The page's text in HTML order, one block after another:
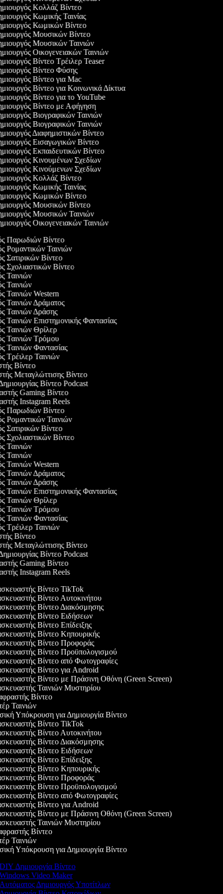
Κολλάζ Βίντεο
Κωμικής Ταινίας
Κωμικών Βίντεο
Μουσικών Βίντεο
Μουσικών Ταινιών
Οικογενειακών Ταινιών
Βίντεο Τρέιλερ Teaser
Βίντεο Φύσης
Βίντεο για Mac
Βίντεο για Κοινωνικά Δίκτυα
Βίντεο για το YouTube
Βίντεο με Αφήγηση
Βιογραφικών Ταινιών
Βιογραφικών Ταινιών
Διαφημιστικών Βίντεο
Εισαγωγικών Βίντεο
Εκπαιδευτικών Βίντεο
Κινουμένων Σχεδίων
Κινούμενων Σχεδίων
Κολλάζ Βίντεο
Κωμικής Ταινίας
Κωμικών Βίντεο
Μουσικών Βίντεο
Μουσικών Ταινιών
Οικογενειακών Ταινιών
Παρωδιών Βίντεο
Ρομαντικών Ταινιών
Σατιρικών Βίντεο
Σχολιαστικών Βίντεο
Ταινιών
Ταινιών
Ταινιών Western
Ταινιών Δράματος
Ταινιών Δράσης
Ταινιών Επιστημονικής Φαντασίας
Ταινιών Θρίλερ
Ταινιών Τρόμου
Ταινιών Φαντασίας
Τρέιλερ Ταινιών
Βίντεο
Μεταγλώττισης Βίντεο
Βίντεο Podcast
Gaming Βίντεο
Instagram Reels
Παρωδιών Βίντεο
Ρομαντικών Ταινιών
Σατιρικών Βίντεο
Σχολιαστικών Βίντεο
Ταινιών
Ταινιών
Ταινιών Western
Ταινιών Δράματος
Ταινιών Δράσης
Ταινιών Επιστημονικής Φαντασίας
Ταινιών Θρίλερ
Ταινιών Τρόμου
Ταινιών Φαντασίας
Τρέιλερ Ταινιών
Βίντεο
Μεταγλώττισης Βίντεο
Βίντεο Podcast
Gaming Βίντεο
Instagram Reels
Βίντεο TikTok
Βίντεο Αυτοκινήτου
Βίντεο Διακόσμησης
Βίντεο Ειδήσεων
Βίντεο Επίδειξης
Βίντεο Κηπουρικής
Βίντεο Προφοράς
Βίντεο Προϋπολογισμού
Βίντεο από Φωτογραφίες
Βίντεο για Android
Βίντεο με Πράσινη Οθόνη (Green Screen)
Ταινιών Μυστηρίου
Βίντεο
Ταινιών
Υπόκρουση για Δημιουργία Βίντεο
Βίντεο TikTok
Βίντεο Αυτοκινήτου
Βίντεο Διακόσμησης
Βίντεο Ειδήσεων
Βίντεο Επίδειξης
Βίντεο Κηπουρικής
Βίντεο Προφοράς
Βίντεο Προϋπολογισμού
Βίντεο από Φωτογραφίες
Βίντεο για Android
Βίντεο με Πράσινη Οθόνη (Green Screen)
Ταινιών Μυστηρίου
Βίντεο
Ταινιών
Υπόκρουση για Δημιουργία Βίντεο
Δημιουργία Βίντεο
Video Maker
Δημιουργός Υποτίτλων